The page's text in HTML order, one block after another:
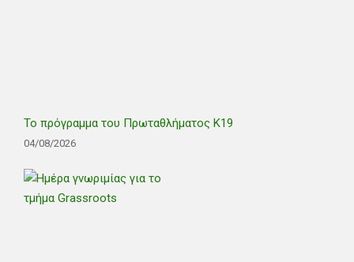
Το πρόγραμμα του Πρωταθλήματος Κ19
04/08/2026